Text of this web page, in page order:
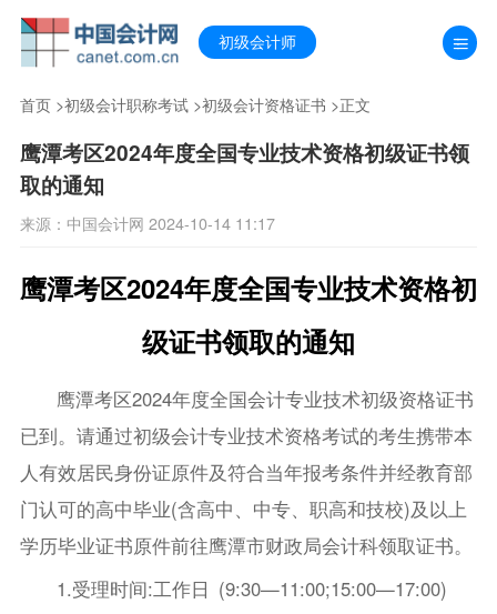
初级会计师
首页>初级会计职称考试>初级会计资格证书 >正文
鹰潭考区2024年度全国专业技术资格初级证书领
取的通知
来源：中国会计网 2024-10-14 11:17
鹰潭考区2024年度全国专业技术资格初
级证书领取的通知
鹰潭考区2024年度全国会计专业技术初级资格证书
已到。请通过初级会计专业技术资格考试的考生携带本
人有效居民身份证原件及符合当年报考条件并经教育部
门认可的高中毕业(含高中、中专、职高和技校)及以上
学历毕业证书原件前往鹰潭市财政局会计科领取证书。
1.受理时间:工作日 (9:30—11:00;15:00—17:00)